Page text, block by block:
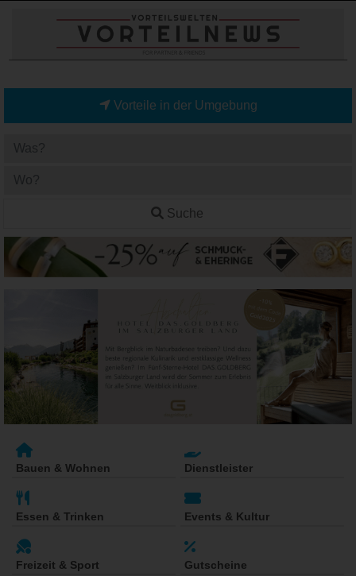
Vorteile in der Umgebung
Suche
Bauen & Wohnen Dienstleister
Essen & Trinken Events & Kultur
Freizeit & Sport Gutscheine